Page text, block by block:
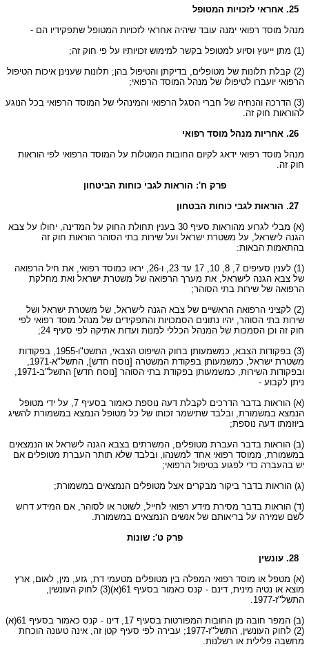
מנהל מוסד רפואי ימנה עובד שיהיה אחראי לזכויות המטופל שתפקידיו הם -
(1) מתן ייעוץ וסיוע למטופל בקשר למימוש זכויותיו על פי חוק זה;
(2) קבלת תלונות של מטופלים, בדיקתן והטיפול בהן; תלונות שענינן איכות הטיפול
הרפואי יועברו לטיפולו של מנהל המוסד הרפואי;
(3) הדרכה והנחיה של חברי הסגל הרפואי והמינהלי של המוסד הרפואי בכל הנוגע
להוראות חוק זה.
מנהל מוסד רפואי ידאג לקיום החובות המוטלות על המוסד הרפואי לפי הוראות
חוק זה.
פרק ח': הוראות לגבי כוחות הביטחון
(א) מבלי לגרוע מהוראות סעיף 30 בענין תחולת החוק על המדינה, יחולו על צבא
הגנה לישראל, על משטרת ישראל ועל שירות בתי הסוהר הוראות חוק זה
בהתאמות הבאות:
(1) לענין סעיפים 7, 8, 10, 17 עד 23, ו-26, יראו כמוסד רפואי, את חיל הרפואה
של צבא הגנה לישראל, את מערך הרפואה של משטרת ישראל ואת מחלקת
הרפואה של שירות בתי הסוהר;
(2) לקציני הרפואה הראשיים של צבא הגנה לישראל, של משטרת ישראל ושל
שירות בתי הסוהר, יהיו נתונים הסמכויות והתפקידים של מנהל מוסד רפואי לפי
חוק זה וכן הסמכות של המנהל הכללי למנות ועדות אתיקה לפי סעיף 24;
(3) בפקודות הצבא, כמשמעותן בחוק השיפוט הצבאי, התשט"ו-1955, בפקודות
משטרת ישראל, כמשמעותן בפקודת המשטרה [נוסח חדש], התשל"א-1971,
ובפקודות השירות, כמשמעותן בפקודת בתי הסוהר [נוסח חדש] התשל"ב-1971,
ניתן לקבוע -
(א) הוראות בדבר הדרכים לקבלת דעה נוספת כאמור בסעיף 7, על ידי מטופל
הנמצא במשמורת, ובלבד שתישמר זכותו של כל מטופל הנמצא במשמורת להשיג
ביוזמתו דעה נוספת;
(ב) הוראות בדבר העברת מטופלים, המשרתים בצבא הגנה לישראל או הנמצאים
במשמורת, ממוסד רפואי אחד למשנהו, ובלבד שלא תותר העברת מטופלים אם
יש בהעברה כדי לפגוע בטיפול הרפואי;
(ג) הוראות בדבר ביקור מבקרים אצל מטופלים הנמצאים במשמורת;
(ד) הוראות בדבר מסירת מידע רפואי לחייל, לשוטר או לסוהר, אם המידע דרוש
לשם שמירה על בריאותם של אנשים הנמצאים במשמורת.
פרק ט': שונות
(א) מטפל או מוסד רפואי המפלה בין מטופלים מטעמי דת, גזע, מין, לאום, ארץ
מוצא או נטיה מינית, דינם - קנס כאמור בסעיף 61(א)(3) לחוק העונשין,
התשל"ז-1977.
(ב) המפר חובה מן החובות המפורטות בסעיף 17, דינו - קנס כאמור בסעיף 61(א)
(2) לחוק העונשין, התשל"ז-1977; עבירה לפי סעיף קטן זה, אינה טעונה הוכחת
מחשבה פלילית או רשלנות.